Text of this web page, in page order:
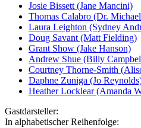
Josie Bissett (Jane Mancini)
Thomas Calabro (Dr.
Laura Leighton (Sydney
Doug Savant (Matt Fielding)
Grant Show (Jake Hanson)
Andrew Shue (Billy
Courtney Thorne-Smith
Daphne Zuniga (Jo
Heather Locklear (Amanda
Gastdarsteller:
In alphabetischer Reihenfolge: